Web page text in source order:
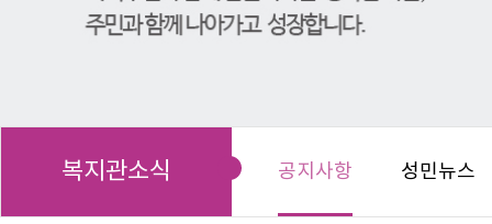
복지관소식 공지사항 성민뉴스